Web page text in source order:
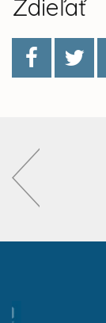
Zdieľať